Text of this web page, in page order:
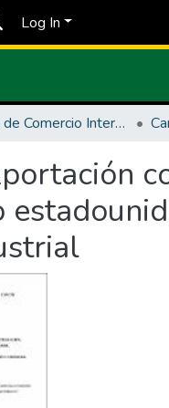
Log In
Facultad de Comercio Internacional, Integración, Administración y Economía Empresarial